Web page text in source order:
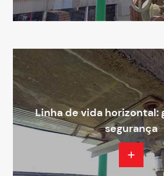
Linha de vida horizontal:
segurança